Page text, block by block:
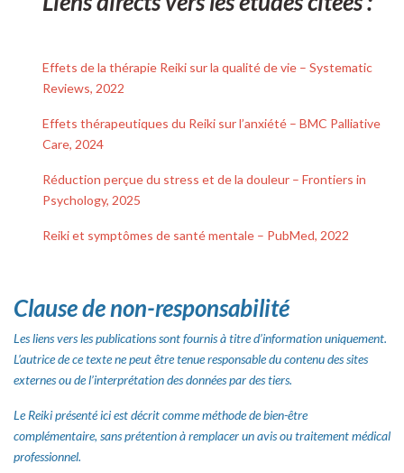
Effets de la thérapie Reiki sur la qualité de vie – Systematic
Reviews, 2022
Effets thérapeutiques du Reiki sur l’anxiété – BMC Palliative
Care, 2024
Réduction perçue du stress et de la douleur – Frontiers in
Psychology, 2025
Reiki et symptômes de santé mentale – PubMed, 2022
Clause de non-responsabilité
Les liens vers les publications sont fournis à titre d’information uniquement.
L’autrice de ce texte ne peut être tenue responsable du contenu des sites
externes ou de l’interprétation des données par des tiers.
Le Reiki présenté ici est décrit comme méthode de bien-être
complémentaire, sans prétention à remplacer un avis ou traitement médical
professionnel.